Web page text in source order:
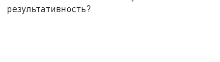
результативность?